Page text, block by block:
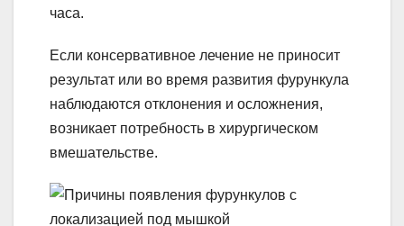
часа.
Если консервативное лечение не приносит
результат или во время развития фурункула
наблюдаются отклонения и осложнения,
возникает потребность в хирургическом
вмешательстве.